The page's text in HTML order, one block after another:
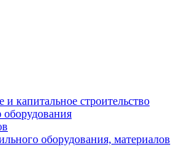
и капитальное строительство
оборудования
оборудования, материалов